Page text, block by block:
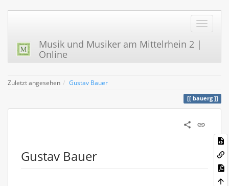
Musik und Musiker am Mittelrhein 2 |
Online
Zuletzt angesehen Gustav Bauer
bauerg
Gustav Bauer